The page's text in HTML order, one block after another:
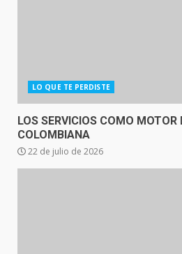
LO QUE TE PERDISTE
LOS SERVICIOS COMO
COLOMBIANA
22 de julio de 2026